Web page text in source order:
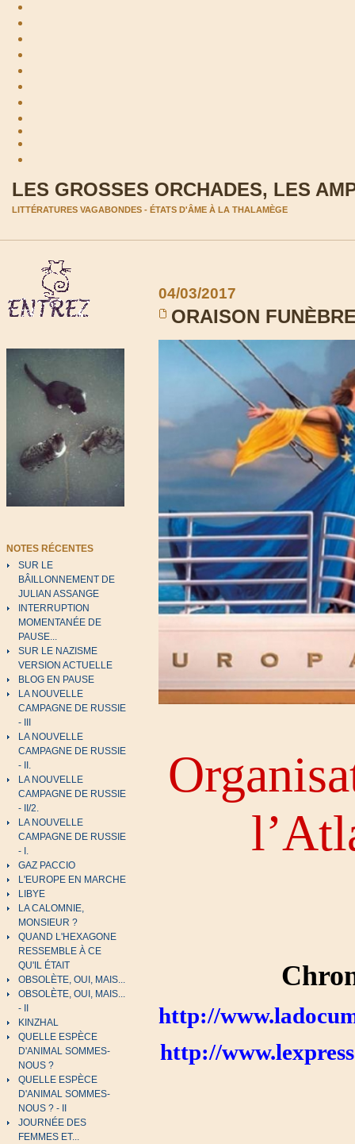
LES GROSSES ORCHADES, LES
LITTÉRATURES VAGABONDES - ÉTATS D'ÂME À LA THALAMÈGE
NOTES RÉCENTES
SUR LE
BÂILLONNEMENT DE
JULIAN ASSANGE
INTERRUPTION
MOMENTANÉE DE
PAUSE...
SUR LE NAZISME
VERSION ACTUELLE
BLOG EN PAUSE
LA NOUVELLE
CAMPAGNE DE RUSSIE
- III
LA NOUVELLE
CAMPAGNE DE RUSSIE
- II.
LA NOUVELLE
CAMPAGNE DE RUSSIE
- II/2.
LA NOUVELLE
CAMPAGNE DE RUSSIE
- I.
GAZ PACCIO
L'EUROPE EN MARCHE
LIBYE
LA CALOMNIE,
MONSIEUR ?
QUAND L'HEXAGONE
RESSEMBLE À CE
QU'IL ÉTAIT
OBSOLÈTE, OUI, MAIS...
OBSOLÈTE, OUI, MAIS...
- II
KINZHAL
QUELLE ESPÈCE
D'ANIMAL SOMMES-
NOUS ?
QUELLE ESPÈCE
D'ANIMAL SOMMES-
NOUS ? - II
JOURNÉE DES
FEMMES ET...
04/03/2017
ORAISON
http://
http://